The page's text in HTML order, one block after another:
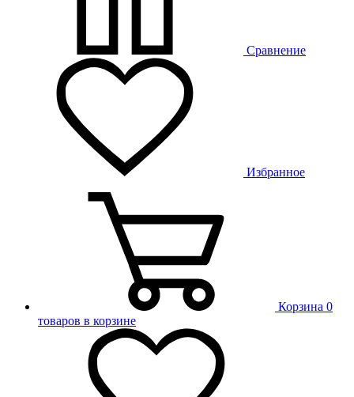
Сравнение
Избранное
Корзина 0
товаров в корзине